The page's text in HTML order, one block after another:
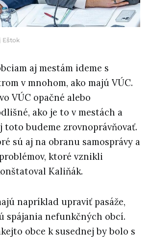
Eštok
aj mestám ideme s
v mnohom, ako majú VÚC.
VÚC opačné alebo
ako je to v mestách a
toto budeme zrovnoprávňovať.
sú aj na obranu samosprávy a
ktoré vznikli
Kaliňák.
napríklad upraviť pasáže,
spájania nefunkčných obcí.
obce k susednej by bolo s